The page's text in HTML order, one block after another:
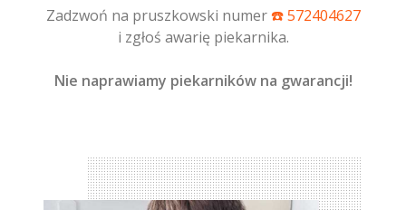
Zadzwoń na pruszkowski numer☎️ 572404627
i zgłoś awarię piekarnika.
Nie naprawiamy piekarników na gwarancji!